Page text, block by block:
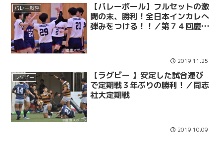
バレー戦評
‪【バレーボール】フルセットの激
闘の末、勝利！全日本インカレへ
弾みをつける！！／第７４回慶関
2019.11.25
ラグビー
【ラグビー 】安定した試合運び
で定期戦３年ぶりの勝利！／同志
社大定期戦
2019.10.09